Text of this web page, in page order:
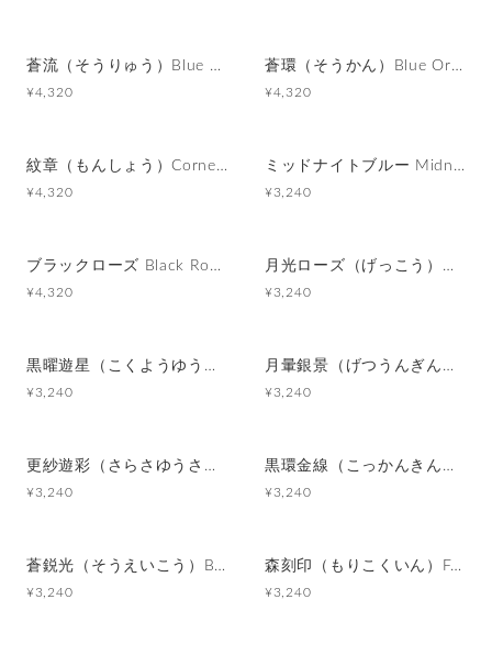
蒼流（そうりゅう）Blue Current カフスボタン Advanced 406
¥4,320
蒼環（そうかん）Blue Orbit カフスボタン Advanced 405
¥4,320
紋章（もんしょう）Cornell Legacy カフスボタン Metal 169
¥4,320
ミッドナイトブルー Midnight Blue カフスボタン Modern 375
¥3,240
ブラックローズ Black Rose カフスボタン Advanced 361
¥4,320
月光ローズ（げっこう）Moonlight Rose カフスボタン Modern 447
¥3,240
黒曜遊星（こくようゆうせい）Obsidian Orbit カフスボタン Modern 620
¥3,240
月暈銀景（げつうんぎんけい）Silver Halo Moon カフスボタン Modern 619
¥3,240
更紗遊彩（さらさゆうさい）Paisley Carnival カフスボタン Modern 618
¥3,240
黒環金線（こっかんきんせん）Black Ring with Gold Line カフスボタン Modern 617
¥3,240
蒼鋭光（そうえいこう）Blue Sharp Reflection カフスボタン Modern 616
¥3,240
森刻印（もりこくいん）Forest Emblem ピンバッジ Modern 001
¥3,240